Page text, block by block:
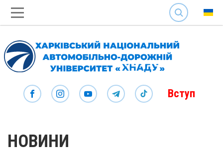
SEARCH
Вступ
НОВИНИ